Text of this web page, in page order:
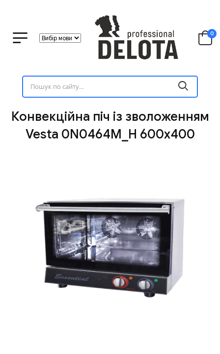
0
Конвекційна піч із зволоженням
Vesta 0N0464M_H 600x400